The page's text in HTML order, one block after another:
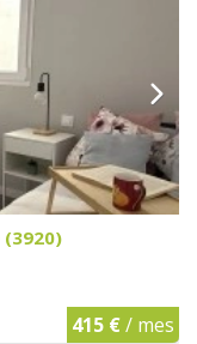
(3920)
415 €/ mes